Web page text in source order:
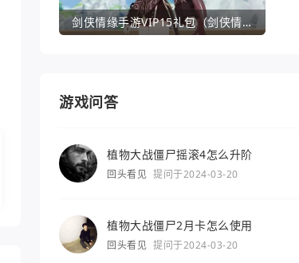
剑侠情缘手游VIP15礼包（剑侠情缘手游VIP1到18一共要花多少钱）
游戏问答
植物大战僵尸摇滚4怎么升阶
回头看见 提问于2024-03-20
植物大战僵尸2月卡怎么使用
回头看见 提问于2024-03-20